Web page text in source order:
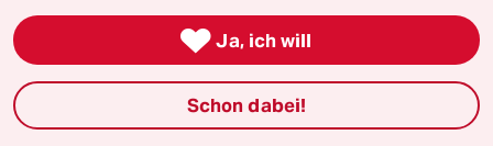
taz zahl ich
panterstiftung
 Ja, ich will
Schon dabei!